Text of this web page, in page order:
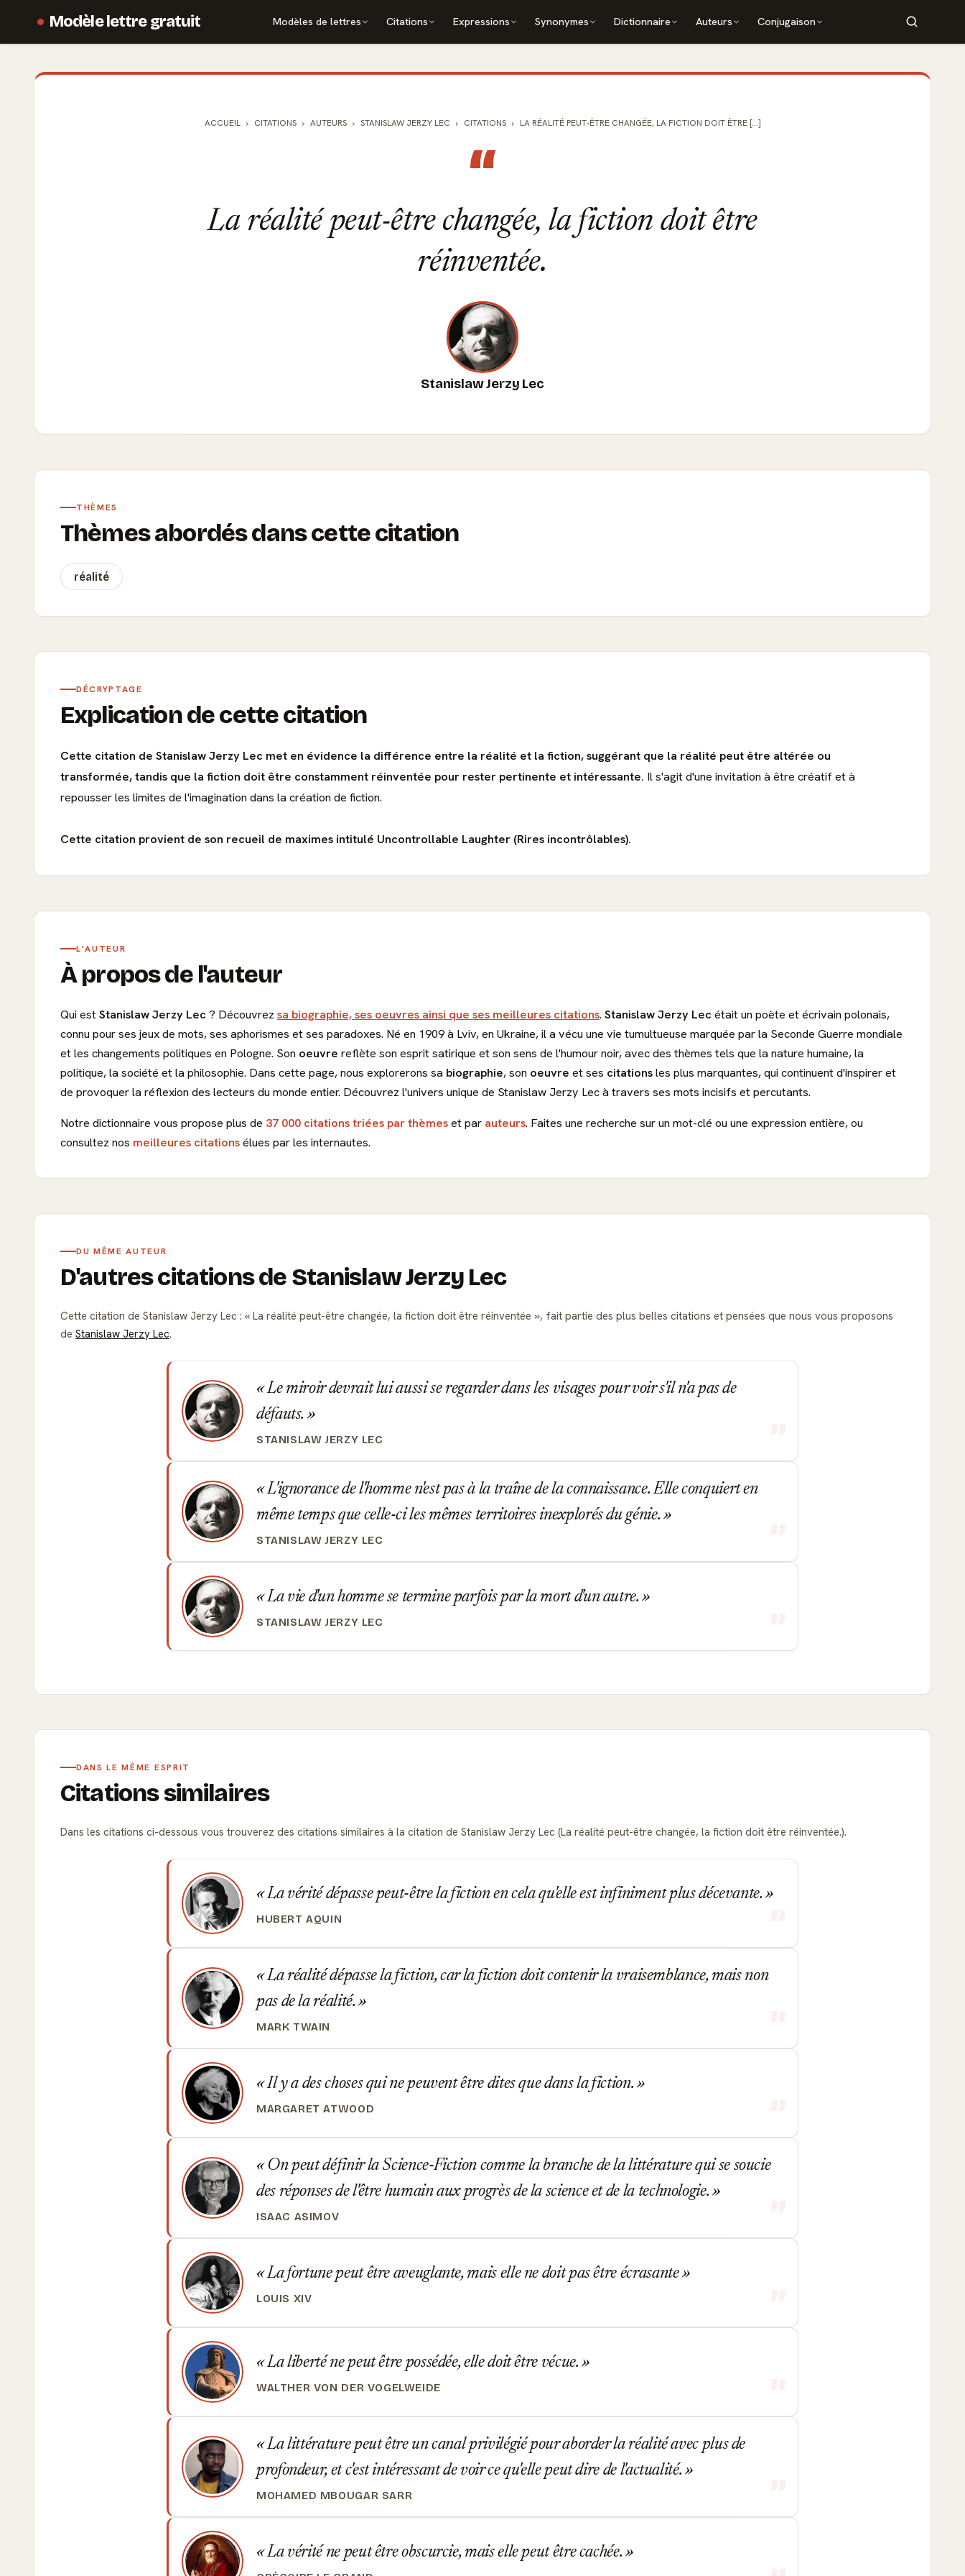
Modèle lettre gratuit Modèles de lettres Citations Expressions Synonymes Dictionnaire Auteurs Conjugaison
ACCUEIL CITATIONS AUTEURS STANISLAW JERZY LEC CITATIONS LA RÉALITÉ PEUT-ÊTRE CHANGÉE, LA FICTION DOIT ÊTRE [...]
“
La réalité peut-être changée, la fiction doit être
réinventée.
Stanislaw Jerzy Lec
THÈMES
Thèmes abordés dans cette citation
réalité
DÉCRYPTAGE
Explication de cette citation
Cette citation de Stanislaw Jerzy Lec met en évidence la différence entre la réalité et la fiction, suggérant que la réalité peut être altérée ou
transformée, tandis que la fiction doit être constamment réinventée pour rester pertinente et intéressante. Il s'agit d'une invitation à être créatif et à
repousser les limites de l'imagination dans la création de fiction.
Cette citation provient de son recueil de maximes intitulé Uncontrollable Laughter (Rires incontrôlables).
L'AUTEUR
À propos de l'auteur
Qui estStanislaw Jerzy Lec ? Découvrez sa biographie, ses oeuvres ainsi que ses meilleures citations. Stanislaw Jerzy Lec était un poète et écrivain polonais,
connu pour ses jeux de mots, ses aphorismes et ses paradoxes. Né en 1909 à Lviv, en Ukraine, il a vécu une vie tumultueuse marquée par la Seconde Guerre mondiale
et les changements politiques en Pologne. Son oeuvre reflète son esprit satirique et son sens de l'humour noir, avec des thèmes tels que la nature humaine, la
politique, la société et la philosophie. Dans cette page, nous explorerons sa biographie, son oeuvre et ses citationsles plus marquantes, qui continuent d'inspirer et
de provoquer la réflexion des lecteurs du monde entier. Découvrez l'univers unique de Stanislaw Jerzy Lec à travers ses mots incisifs et percutants.
Notre dictionnaire vous propose plus de 37 000 citations triées par thèmeset par auteurs. Faites une recherche sur un mot-clé ou une expression entière, ou
consultez nos meilleures citationsélues par les internautes.
DU MÊME AUTEUR
D'autres citations de Stanislaw Jerzy Lec
Cette citation de Stanislaw Jerzy Lec : La réalité peut-être changée, la fiction doit être réinventée
, fait partie des plus belles citations et pensées que nous vous proposons
de Stanislaw Jerzy Lec.
Le miroir devrait lui aussi se regarder dans les visages pour voir s'il n'a pas de
défauts.
STANISLAW JERZY LEC
L'ignorance de l'homme n'est pas à la traîne de la connaissance. Elle conquiert en
même temps que celle-ci les mêmes territoires inexplorés du génie.
STANISLAW JERZY LEC
La vie d'un homme se termine parfois par la mort d'un autre.
STANISLAW JERZY LEC
DANS LE MÊME ESPRIT
Citations similaires
Dans les citations ci-dessous vous trouverez des citations similaires à la citation de Stanislaw Jerzy Lec (La réalité peut-être changée, la fiction doit être réinventée.).
La vérité dépasse peut-être la fiction en cela qu'elle est infiniment plus décevante.
HUBERT AQUIN
La réalité dépasse la fiction, car la fiction doit contenir la vraisemblance, mais non
pas de la réalité.
MARK TWAIN
Il y a des choses qui ne peuvent être dites que dans la fiction.
MARGARET ATWOOD
On peut définir la Science-Fiction comme la branche de la littérature qui se soucie
des réponses de l'être humain aux progrès de la science et de la technologie.
ISAAC ASIMOV
La fortune peut être aveuglante, mais elle ne doit pas être écrasante
LOUIS XIV
La liberté ne peut être possédée, elle doit être vécue.
WALTHER VON DER VOGELWEIDE
La littérature peut être un canal privilégié pour aborder la réalité avec plus de
profondeur, et c'est intéressant de voir ce qu'elle peut dire de l'actualité.
MOHAMED MBOUGAR SARR
La vérité ne peut être obscurcie, mais elle peut être cachée.